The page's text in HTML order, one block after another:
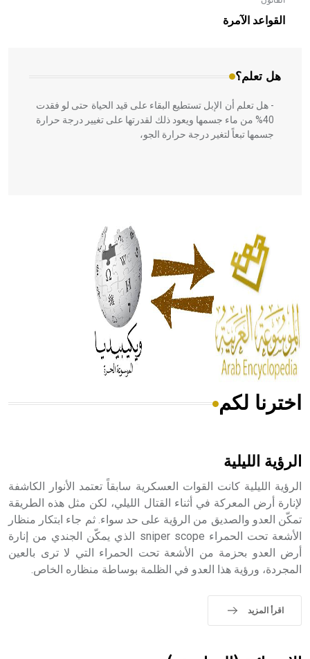
القواعد الآمرة
هل تعلم؟
بالعمارة الإسلامية في بلاد الشام ومصر خاصة، حيث يحرص
المعمار على بناء مداميكه وخاصة في الواجهات
- هل تعلم أن الإبل تستطيع البقاء على قيد الحياة حتى لو فقدت
40% من ماء جسمها ويعود ذلك لقدرتها على تغيير درجة حرارة
جسمها تبعاً لتغير درجة حرارة الجو،
الحكم، الأدلة، تنظيم التغذية، ورسالته في جروح الرأس. ويعود
له الفضل بأنه حرر الطب من الدين والفلسفة.
- هل تعلم أن المرجان إفراز حيواني يتكون في البحر ويتركب
من مادة كربونات الكلسيوم، وهو أحمر أو شديد الحمرة وهو
أجود أنواعه، ويمتاز بكبر الحجم ويسمى الش
هل تعلم أن الأبسيد كلمة فرنسية اللفظ تم اعتمادها مصطلحاً
- هل تعلم أن أبجر Abgar اسم معروف جيداً يعود إلى عدد من
الملوك الذين حكموا مدينة إديسا (الرها) من أبجر الأول وحتى
التاسع، وهم ينتسبون إلى أسرة أوسروين
حيث تقتصر القيمة الصوتية للعلامة الك
اخترنا لكم
الرؤية الليلية
الرؤية الليلية كانت القوات العسكرية سابقاً تعتمد الأنوار الكاشفة
لإنارة أرض المعركة في أثناء القتال الليلي، لكن مثل هذه الطريقة
تمكّن العدو والصديق من الرؤية على حد سواء. ثم جاء ابتكار منظار
الأشعة تحت الحمراء sniper scope الذي يمكّن الجندي من إنارة
أرض العدو بحزمة من الأشعة تحت الحمراء التي لا ترى بالعين
المجردة، ورؤية هذا العدو في الظلمة بوساطة منظاره الخاص.
اقرأ المزيد